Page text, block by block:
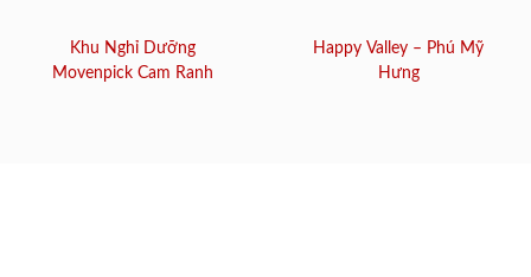
Khu Nghỉ Dưỡng
Movenpick Cam Ranh
Happy Valley – Phú Mỹ
Hưng